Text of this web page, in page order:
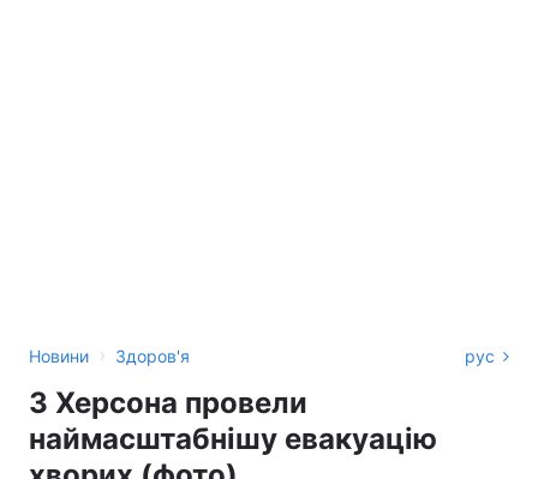
Новини › Здоров'я рус
З Херсона провели
наймасштабнішу евакуацію